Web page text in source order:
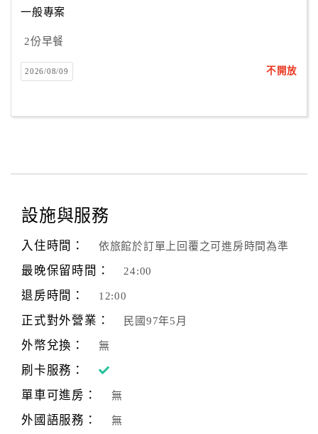
訂
房
Q&A
請
款
據
作
提
一般專案
2份早餐
2026/08/09 不開放
設施與服務
入住時間： 依旅館於訂單上回覆之可進房時間為準
最晚保留時間： 24:00
退房時間： 12:00
正式對外營業： 民國97年5月
外幣兌換： 無
刷卡服務：
單車可進房：
無
外國語服務： 無